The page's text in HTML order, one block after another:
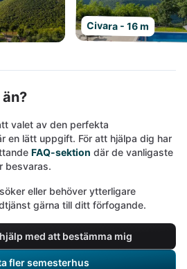
Civara - 16 m
valet av den perfekta
en lätt uppgift. För att hjälpa dig har
FAQ-sektion där de vanligaste
besvaras.
eller behöver ytterligare
gärna till ditt förfogande.
med att bestämma mig
fler semesterhus